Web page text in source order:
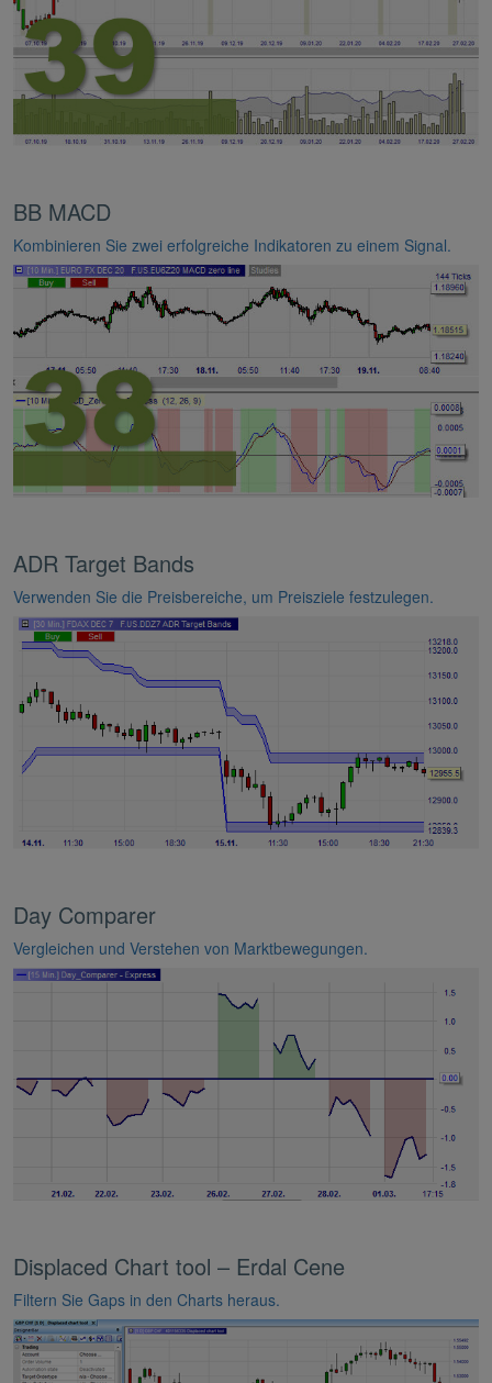
BB MACD
Kombinieren Sie zwei erfolgreiche Indikatoren zu einem Signal.
ADR Target Bands
Verwenden Sie die Preisbereiche, um Preisziele festzulegen.
Day Comparer
Vergleichen und Verstehen von Marktbewegungen.
Displaced Chart tool – Erdal Cene
Filtern Sie Gaps in den Charts heraus.